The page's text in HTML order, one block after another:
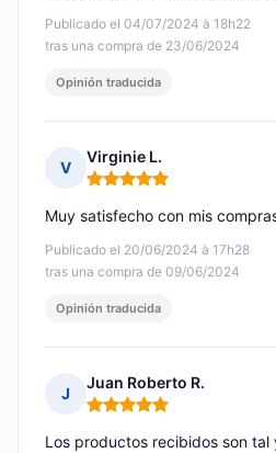
Publicado el 04/07/2024 à 18h22
tras una compra de 23/06/2024
Opinión traducida
V
Virginie L.
Nota: 5 de 5
Publicado el 20/06/2024 à 17h28
tras una compra de 09/06/2024
Muy satisfecho con mis
Opinión traducida
J
Juan Roberto R.
Nota: 5 de 5
Los productos recibidos son tal